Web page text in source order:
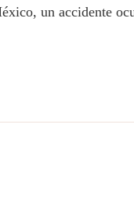
un accidente